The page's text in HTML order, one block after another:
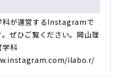
科が運営するInstagramで
ぜひご覧ください。岡山理
学科
ilabo.r/